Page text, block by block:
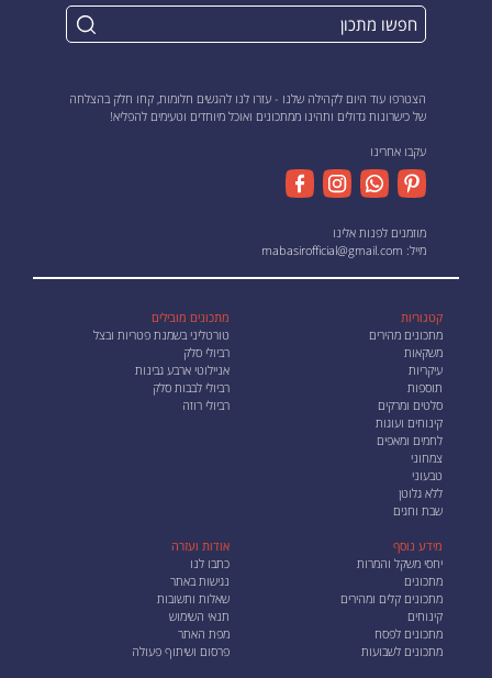
הצטרפו עוד היום לקהילה שלנו - עזרו לנו להגשים חלומות, קחו חלק בהצלחה
של כישרונות גדולים ותהינו ממתכונים ואוכל מיוחדים וטעימים להפליא!
עקבו אחרינו
מוזמנים לפנות אלינו
מייל: mabasirofficial@gmail.com
קטגוריות
מתכונים מהירים
משקאות
עיקריות
תוספות
סלטים ומרקים
קינוחים ועוגות
לחמים ומאפים
צמחוני
טבעוני
ללא גלוטן
שבת וחגים
מתכונים מובילים
טורטליני בשמנת פטריות ובצל
רביולי סלק
אניילוטי ארבע גבינות
רביולי לבבות סלק
רביולי רוזה
מידע נוסף
יחסי משקל והמרות
מתכונים
מתכונים קלים ומהירים
קינוחים
מתכונים לפסח
מתכונים לשבועות
אודות ועזרה
כתבו לנו
נגישות באתר
שאלות ותשובות
תנאי השימוש
מפת האתר
פרסום ושיתוף פעולה